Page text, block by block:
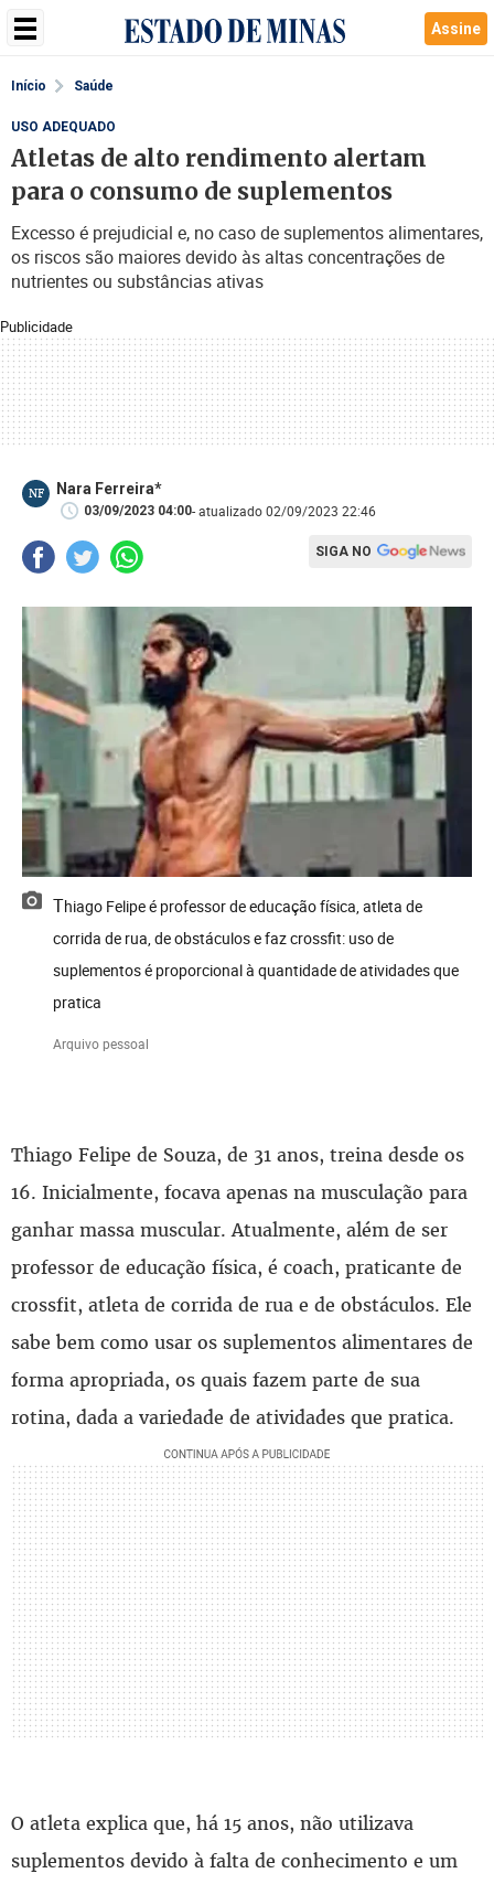
Assine
Início Saúde
Publicidade
USO ADEQUADO
Atletas de alto rendimento alertam
para o consumo de suplementos
Excesso é prejudicial e, no caso de suplementos alimentares,
os riscos são maiores devido às altas concentrações de
nutrientes ou substâncias ativas
NF Nara Ferreira*
03/09/2023 04:00- atualizado 02/09/2023 22:46
SIGA NO
Thiago Felipe é professor de educação física, atleta de
corrida de rua, de obstáculos e faz crossfit: uso de
suplementos é proporcional à quantidade de atividades que
pratica
Arquivo pessoal
Thiago Felipe de Souza, de 31 anos, treina desde os
16. Inicialmente, focava apenas na musculação para
ganhar massa muscular. Atualmente, além de ser
professor de educação física, é coach, praticante de
crossfit, atleta de corrida de rua e de obstáculos. Ele
sabe bem como usar os suplementos alimentares de
forma apropriada, os quais fazem parte de sua
rotina, dada a variedade de atividades que pratica.
O atleta explica que, há 15 anos, não utilizava
suplementos devido à falta de conhecimento e um